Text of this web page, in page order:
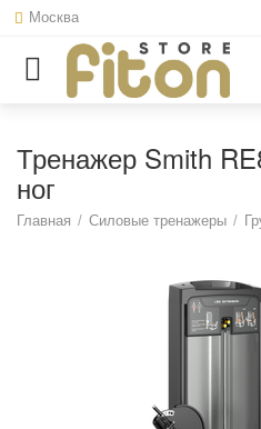
Москва
Тренажер Smith
ног
Главная / Силовые тренажеры /